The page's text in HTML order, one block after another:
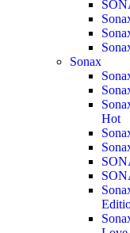
Sonax
Hot